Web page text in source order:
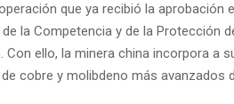
que ya recibió la aprobación
la Competencia y de la Protección
Con ello, la minera china incorpora a
cobre y molibdeno más avanzados